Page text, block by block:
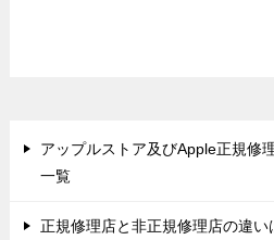
アップルストア及びApple正規修
一覧
正規修理店と非正規修理店の違い